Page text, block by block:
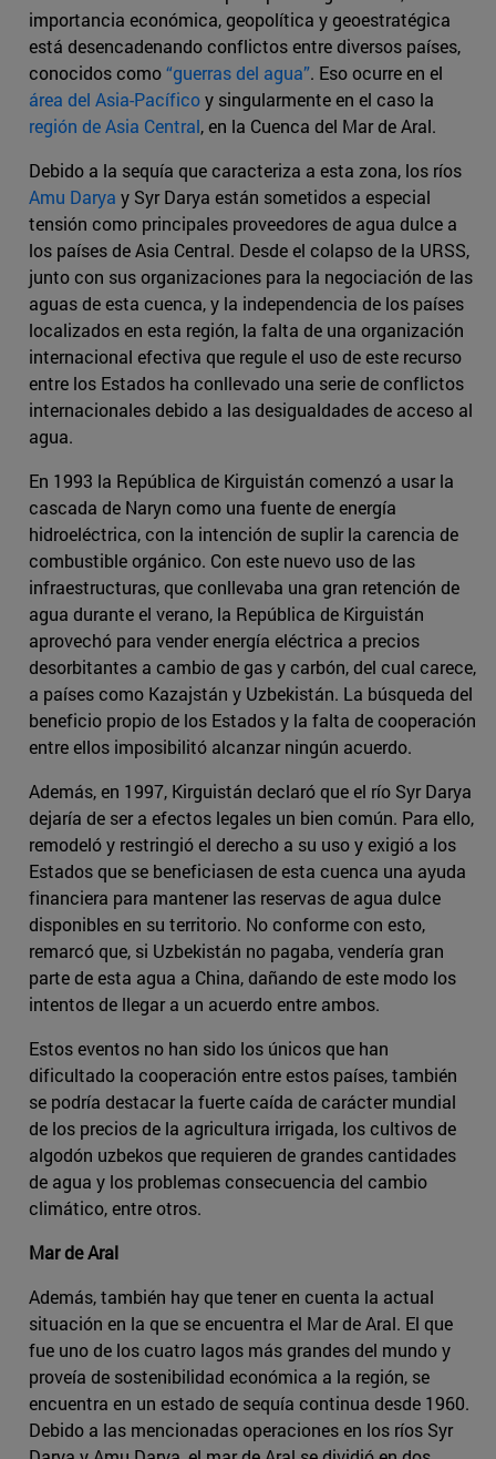
importancia económica, geopolítica y geoestratégica
está desencadenando conflictos entre diversos países,
conocidos como“guerras del agua”. Eso ocurre en el
área del Asia-Pacíficoy singularmente en el caso la
región de Asia Central, en la Cuenca del Mar de Aral.
Debido a la sequía que caracteriza a esta zona, los ríos
Amu Darya y Syr Darya están sometidos a especial
tensión como principales proveedores de agua dulce a
los países de Asia Central. Desde el colapso de la URSS,
junto con sus organizaciones para la negociación de las
aguas de esta cuenca, y la independencia de los países
localizados en esta región, la falta de una organización
internacional efectiva que regule el uso de este recurso
entre los Estados ha conllevado una serie de conflictos
internacionales debido a las desigualdades de acceso al
agua.
En 1993 la República de Kirguistán comenzó a usar la
cascada de Naryn como una fuente de energía
hidroeléctrica, con la intención de suplir la carencia de
combustible orgánico. Con este nuevo uso de las
infraestructuras, que conllevaba una gran retención de
agua durante el verano, la República de Kirguistán
aprovechó para vender energía eléctrica a precios
desorbitantes a cambio de gas y carbón, del cual carece,
a países como Kazajstán y Uzbekistán. La búsqueda del
beneficio propio de los Estados y la falta de cooperación
entre ellos imposibilitó alcanzar ningún acuerdo.
Además, en 1997, Kirguistán declaró que el río Syr Darya
dejaría de ser a efectos legales un bien común. Para ello,
remodeló y restringió el derecho a su uso y exigió a los
Estados que se beneficiasen de esta cuenca una ayuda
financiera para mantener las reservas de agua dulce
disponibles en su territorio. No conforme con esto,
remarcó que, si Uzbekistán no pagaba, vendería gran
parte de esta agua a China, dañando de este modo los
intentos de llegar a un acuerdo entre ambos.
Estos eventos no han sido los únicos que han
dificultado la cooperación entre estos países, también
se podría destacar la fuerte caída de carácter mundial
de los precios de la agricultura irrigada, los cultivos de
algodón uzbekos que requieren de grandes cantidades
de agua y los problemas consecuencia del cambio
climático, entre otros.
Mar de Aral
Además, también hay que tener en cuenta la actual
situación en la que se encuentra el Mar de Aral. El que
fue uno de los cuatro lagos más grandes del mundo y
proveía de sostenibilidad económica a la región, se
encuentra en un estado de sequía continua desde 1960.
Debido a las mencionadas operaciones en los ríos Syr